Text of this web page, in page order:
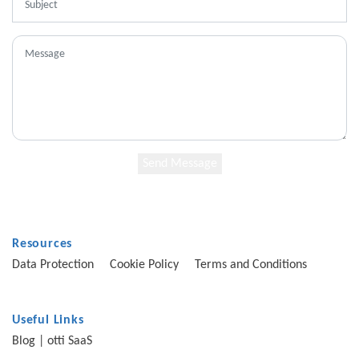
Resources
Data Protection
Cookie Policy Terms and Conditions
Useful Links
Blog
otti SaaS